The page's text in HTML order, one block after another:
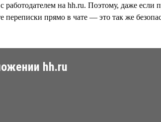
на hh.ru. Поэтому, даже
прямо в чате — это так же
hh.ru